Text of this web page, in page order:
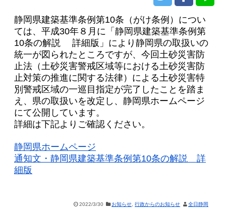
静岡県建築基準条例第10条（がけ条例）につい
ては、平成30年８月に「静岡県建築基準条例第
10条の解説 詳細版」により静岡県の取扱いの
統一が図られたところですが、今回土砂災害防
止法（土砂災害警戒区域等における土砂災害防
止対策の推進に関する法律）による土砂災害特
別警戒区域の一巡目指定が完了したことを踏ま
え、県の取扱いを改定し、静岡県ホームページ
にて公開しています。
詳細は下記よりご確認ください。
静岡県ホームページ
通知文・静岡県建築基準条例第10条の解説 詳
細版
2022/3/30 お知らせ ,行政からのお知らせ 全日静岡